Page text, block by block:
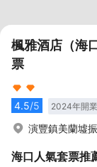
楓雅酒店（海
票
4.5/5 2024年開業
演豐鎮美蘭墟
海口 人氣套票推